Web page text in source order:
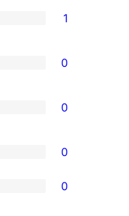
1
0
0
0
0